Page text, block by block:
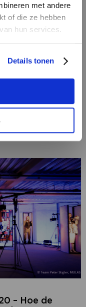
met andere
of die ze hebben
hun services.
Details tonen
Kunstmuseum
werd dat de
een jaar
– Hoe de